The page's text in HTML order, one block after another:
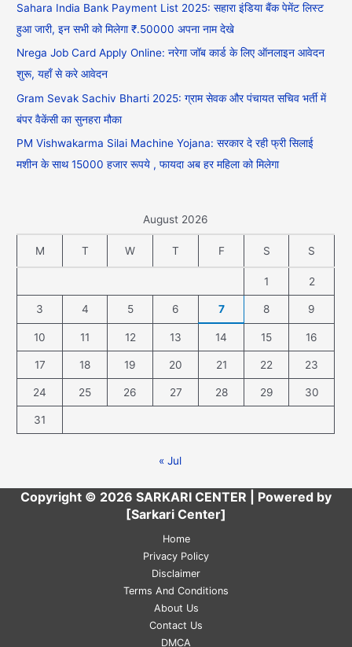
Sahara India Bank Payment List 2025: सहारा इंडिया बैंक पेमेंट लिस्ट
हुआ जारी, इन सभी को मिलेगा ₹.50000 अपना नाम देखे
Nrega Job Card Apply Online: नरेगा जॉब कार्ड के लिए ऑनलाइन आवेदन
शुरू, यहाँ से करे आवेदन
Gram Sevak Sachiv Bharti 2025: ग्राम सेवक और पंचायत सचिव भर्ती में
बंपर वैकेंसी का सुनहरा मौका
PM Vishwakarma Silai Machine Yojana: सरकार दे रही फ्री सिलाई
मशीन के साथ 15000 हजार रूपये , फायदा अब हर महिला को मिलेगा
August 2026
M T W T F S S
1 2
3 4 5 6 7 8 9
10 11 12 13 14 15 16
17 18 19 20 21 22 23
24 25 26 27 28 29 30
31
« Jul
Copyright © 2026 SARKARI CENTER | Powered by
[Sarkari Center]
Home
Privacy Policy
Disclaimer
Terms And Conditions
About Us
Contact Us
DMCA